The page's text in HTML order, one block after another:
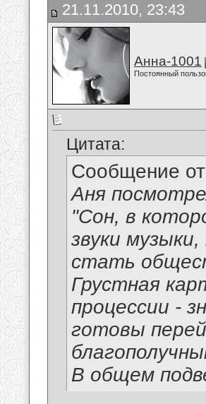
21.11.2010, 23:43
Анна-1001
Постоянный
Цитата:
Сообщение от
Аня
"Сон, в
звуки
стать
Грустная
процессии -
готовы
В общем